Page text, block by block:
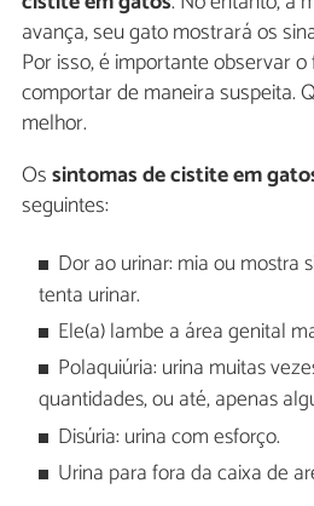
avança, seu gato mostrará os
Por isso, é importante observar
comportar de maneira suspeita.
melhor.
Ossintomas de cistite em
seguintes:
Dor ao urinar: mia ou mostra
tenta urinar.
Ele(a) lambe a área genital
Polaquiúria: urina muitas
quantidades, ou até, apenas
Disúria: urina com esforço.
Urina para fora da caixa de